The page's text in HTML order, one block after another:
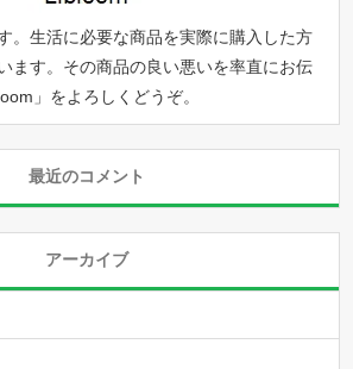
。生活に必要な商品を実際に購入した方
ます。その商品の良い悪いを率直にお伝
」をよろしくどうぞ。
最近のコメント
アーカイブ